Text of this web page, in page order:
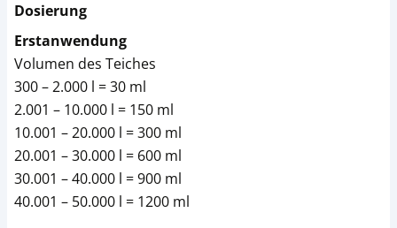
Dosierung
Erstanwendung
Volumen des Teiches
300 – 2.000 l = 30 ml
2.001 – 10.000 l = 150 ml
10.001 – 20.000 l = 300 ml
20.001 – 30.000 l = 600 ml
30.001 – 40.000 l = 900 ml
40.001 – 50.000 l = 1200 ml